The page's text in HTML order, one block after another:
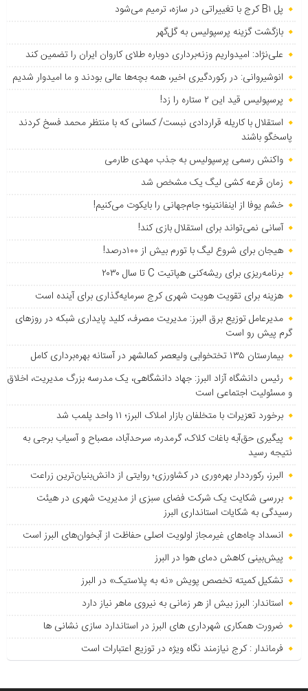
پل B۱ کرج با تغییراتی در سازه، ترمیم می‌شود
بازگشت گزینه پرسپولیس به ‌گل‌گهر
علی‌نژاد: امیدواریم وزنه‌برداری دوباره طلای کاروان ایران را تضمین کند
انوشیروانی: در رکوردگیری اخیر، همه بچه‌ها عالی بودند و ما امیدوار شدیم
پرسپولیس قید این ۲ ستاره را زد!
استقلال با کاریله قراردادی نبست/ کسانی که با منتظر محمد فسخ کردند
پاسخگو باشند
واکنش رسمی پرسپولیس به جذب مهدی طارمی
زمان قرعه کشی لیگ یک مشخص شد
خشم یوفا از اینفانتینو؛ جام‌جهانی را بایکوت می‌کنیم!
آسانی نمی‌تواند برای استقلال بازی کند!
هیجان برای شروع لیگ با تورم بیش از ۱۰۰درصد!
برنامه‌ریزی برای ریشه‌کنی هپاتیت C تا سال ۲۰۳۰
هزینه برای تقویت هویت شهری کرج سرمایه‌گذاری برای آینده است
مدیرعامل توزیع برق البرز: مدیریت مصرف، کلید پایداری شبکه در روزهای
گرم پیش رو است
بیمارستان ۱۳۵ تختخوابی ولیعصر کمالشهر در آستانه بهره‌برداری کامل
رئیس دانشگاه آزاد البرز: جهاد دانشگاهی، یک مدرسه بزرگ مدیریت، اخلاق
و مسئولیت اجتماعی است
برخورد تعزیرات با متخلفان بازار املاک البرز؛ ۱۱ واحد پلمب شد
پیگیری حق‌آبه باغات کلاک، گرمدره، سرحدآباد، مصباح و آسیاب برجی به
نتیجه رسید
البرز، رکورددار بهره‌وری در کشاورزی؛ روایتی از دانش‌بنیان‌ترین زراعت
بررسی شکایت یک شرکت فضای سبزی از مدیریت شهری در هیئت
رسیدگی به شکایات استانداری البرز
انسداد چاه‌های غیرمجاز اولویت اصلی حفاظت از آبخوان‌های البرز است
پیش‌بینی کاهش دمای هوا در البرز
تشکیل کمیته تخصص پویش «نه به پلاستیک» در البرز
استاندار: البرز بیش از هر زمانی به نیروی ماهر نیاز دارد
ضرورت همکاری شهرداری های البرز در استاندارد سازی نشانی ها
فرماندار : کرج نیازمند نگاه ویژه در توزیع اعتبارات است